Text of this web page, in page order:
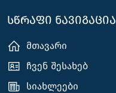
სწრაფი ნავიგაცია
მთავარი
ჩვენ შესახებ
სიახლეები